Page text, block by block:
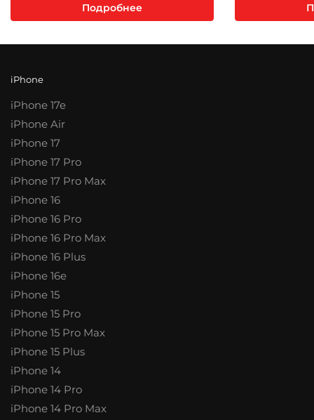
Подробнее
iPhone
iPhone 17e
iPhone Air
iPhone 17
iPhone 17 Pro
iPhone 17 Pro Max
iPhone 16
iPhone 16 Pro
iPhone 16 Pro Max
iPhone 16 Plus
iPhone 16e
iPhone 15
iPhone 15 Pro
iPhone 15 Pro Max
iPhone 15 Plus
iPhone 14
iPhone 14 Pro
iPhone 14 Pro Max